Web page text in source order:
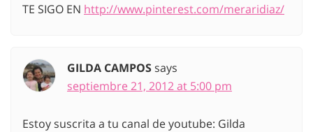
TE SIGO EN http://www.pinterest.com/meraridiaz/
GILDA CAMPOSsays
septiembre 21, 2012 at 5:00 pm
Estoy suscrita a tu canal de youtube: Gilda